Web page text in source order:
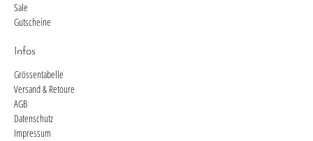
Sale
Gutscheine
Infos
Grössentabelle
Versand & Retoure
AGB
Datenschutz
Impressum